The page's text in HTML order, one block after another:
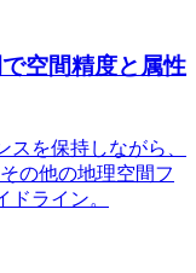
空間精度と属性
を保持しながら、
の他の地理空間フ
ライン。